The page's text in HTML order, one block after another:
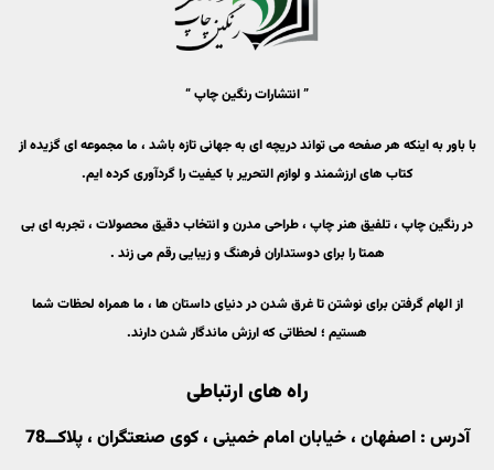
” انتشارات رنگین چاپ “
با باور به اینکه هر صفحه می تواند دریچه ای به جهانی تازه باشد ، ما مجموعه ای گزیده از
کتاب های ارزشمند و لوازم التحریر با کیفیت را گردآوری کرده ایم.
در رنگین چاپ ، تلفیق هنر چاپ ، طراحی مدرن و انتخاب دقیق محصولات ، تجربه ای بی
همتا را برای دوستداران فرهنگ و زیبایی رقم می زند .
از الهام گرفتن برای نوشتن تا غرق شدن در دنیای داستان ها ، ما همراه لحظات شما
هستیم ؛ لحظاتی که ارزش ماندگار شدن دارند.
راه های ارتباطی
آدرس : اصفهان ، خیابان امام خمینی ، کوی صنعتگران ، پلاکـــ78